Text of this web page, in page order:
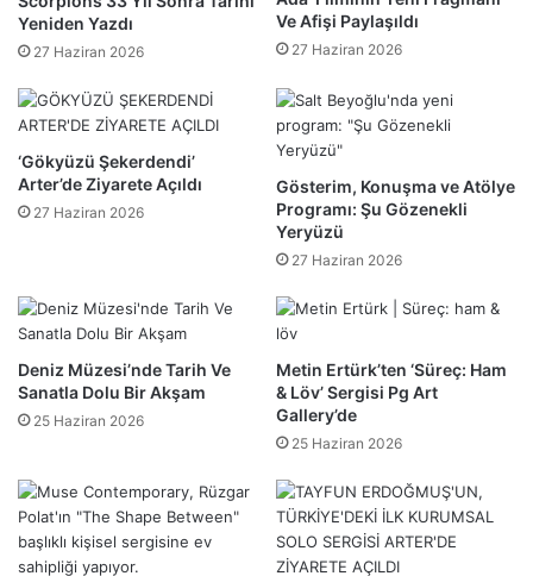
Yeniden Yazdı
27 Haziran 2026
Ve Afişi Paylaşıldı
27 Haziran 2026
‘Gökyüzü Şekerdendi’
Arter’de Ziyarete Açıldı
27 Haziran 2026
Gösterim, Konuşma ve Atölye
Programı: Şu Gözenekli
Yeryüzü
27 Haziran 2026
Deniz Müzesi’nde Tarih Ve
Sanatla Dolu Bir Akşam
25 Haziran 2026
Metin Ertürk’ten ‘Süreç: Ham
& Löv’ Sergisi Pg Art
Gallery’de
25 Haziran 2026